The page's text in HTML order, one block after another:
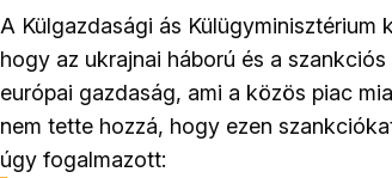
A Külgazdasági ás
hogy az ukrajnai háború és a
európai gazdaság, ami a közös piac
nem tette hozzá, hogy ezen
úgy fogalmazott: